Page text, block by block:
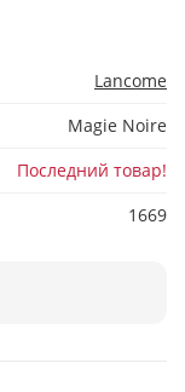
Lancome
Magie Noire
Последний товар!
1669